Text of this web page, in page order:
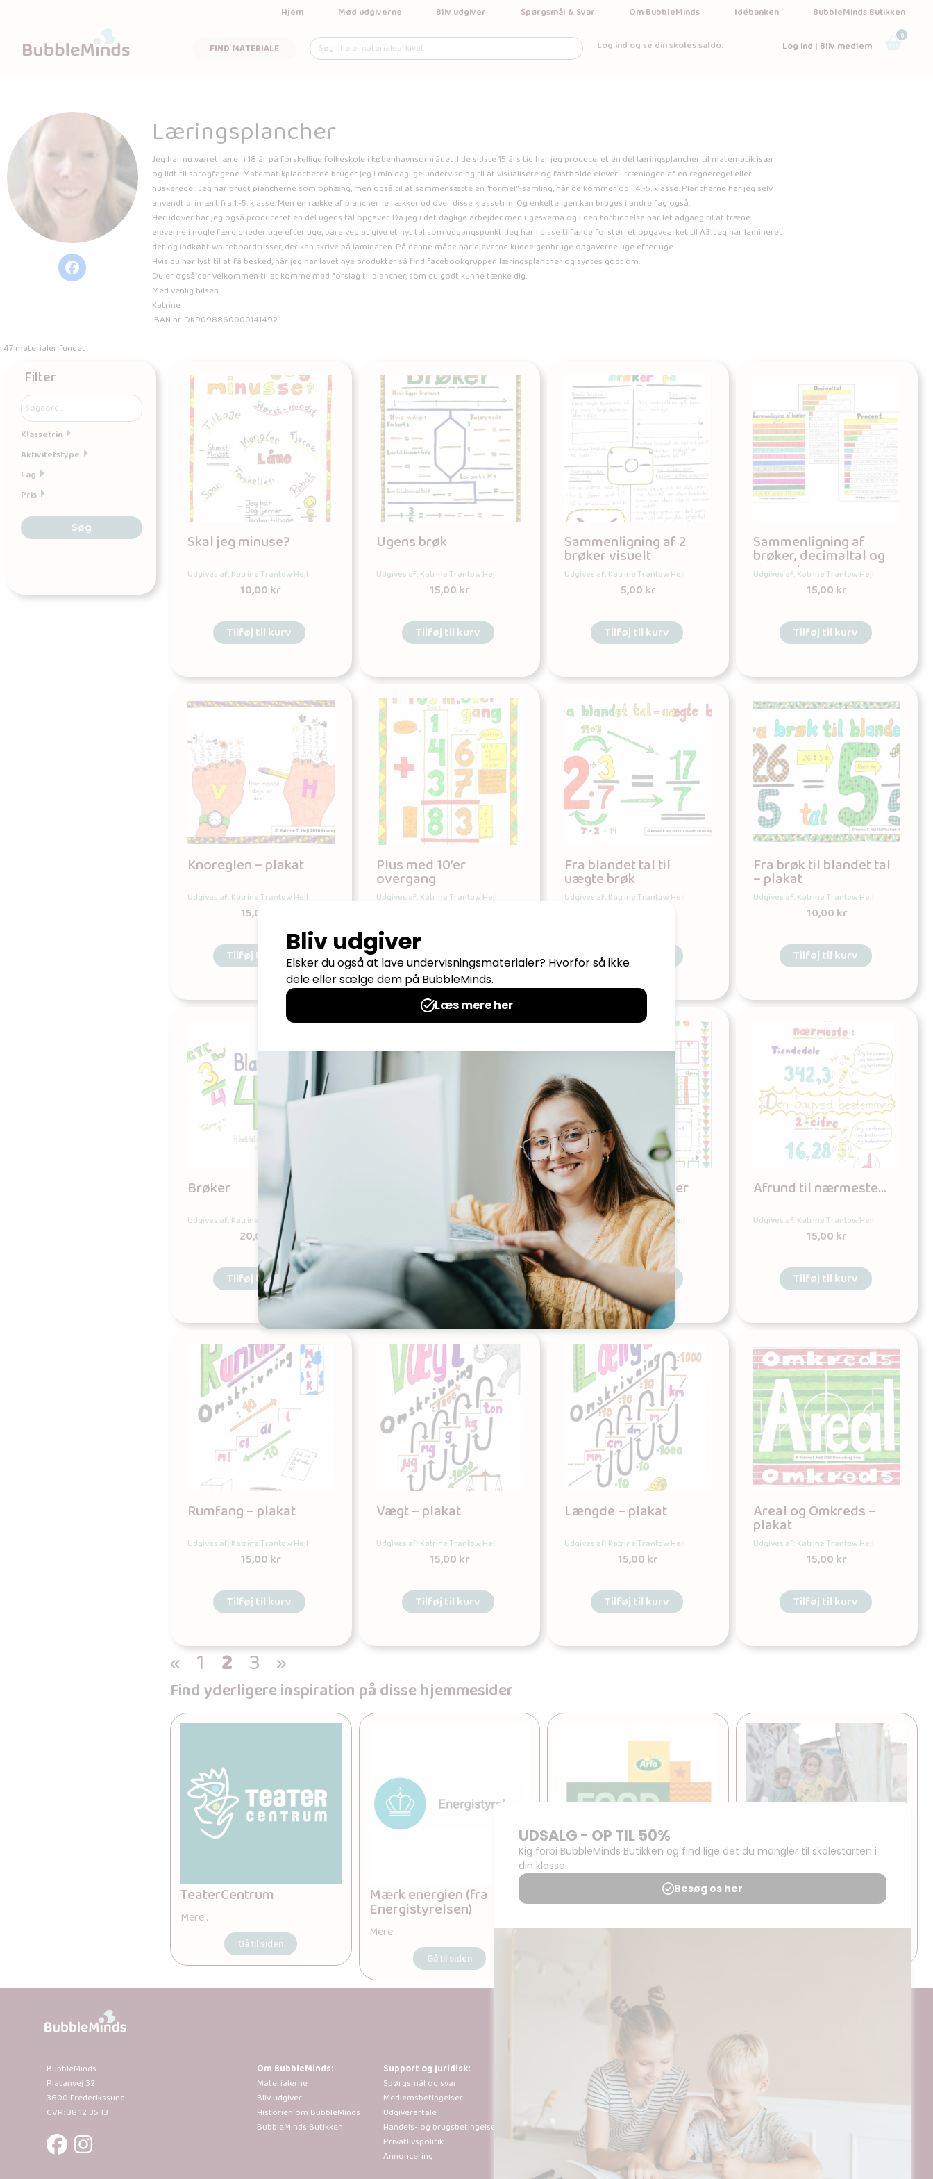
Hjem Mød udgiverne Bliv udgiver Spørgsmål & Svar Om BubbleMinds Idébanken BubbleMinds Butikken
FIND MATERIALE Log ind og se din skoles saldo. Log ind | Bliv medlem
0
Læringsplancher
Jeg har nu været lærer i 18 år på forskellige folkeskole i københavnsområdet. I de sidste 15 års tid har jeg produceret en del læringsplancher til matematik især
og lidt til sprogfagene. Matematikplancherne bruger jeg i min daglige undervisning til at visualisere og fastholde elever i træningen af en regneregel eller
huskeregel. Jeg har brugt plancherne som ophæng, men også til at sammensætte en "formel"-samling, når de kommer op i 4.-5. klasse. Plancherne har jeg selv
anvendt primært fra 1.-5. klasse. Men en række af plancherne rækker ud over disse klassetrin. Og enkelte igen kan bruges i andre fag også.
Herudover har jeg også produceret en del ugens tal opgaver. Da jeg i det daglige arbejder med ugeskema og i den forbindelse har let adgang til at træne
eleverne i nogle færdigheder uge efter uge, bare ved at give et nyt tal som udgangspunkt. Jeg har i disse tilfælde forstørret opgavearket til A3. Jeg har lamineret
det og indkøbt whiteboardtusser, der kan skrive på laminaten. På denne måde har eleverne kunne genbruge opgaverne uge efter uge.
Hvis du har lyst til at få besked, når jeg har lavet nye produkter så find facebookgruppen læringsplancher og syntes godt om.
Du er også der velkommen til at komme med forslag til plancher, som du godt kunne tænke dig.
Med venlig hilsen
Katrine
IBAN nr. DK9098860000141492
47 materialer fundet
Filter
Klassetrin
Aktivitetstype
Fag
Pris
Søg
Skal jeg minuse?
Udgives af: Katrine Trantow Hejl
10,00kr
Tilføj til kurv
Ugens brøk
Udgives af: Katrine Trantow Hejl
15,00kr
Tilføj til kurv
Sammenligning af 2
brøker visuelt
Udgives af: Katrine Trantow Hejl
5,00kr
Tilføj til kurv
Sammenligning af
brøker, decimaltal og
procent
Udgives af: Katrine Trantow Hejl
15,00kr
Tilføj til kurv
Knoreglen – plakat
Udgives af: Katrine Trantow Hejl
15,00
Tilføj til kurv
Plus med 10’er
overgang
Udgives af: Katrine Trantow Hejl
Tilføj til kurv
Fra blandet tal til
uægte brøk
Udgives af: Katrine Trantow Hejl
Tilføj til kurv
Fra brøk til blandet tal
– plakat
Udgives af: Katrine Trantow Hejl
10,00kr
Tilføj til kurv
Brøker
Udgives af: Katrine Trantow Hejl
20,00 kr
Tilføj til kurv
Udgives af: Katrine Trantow Hejl
15,00kr
Tilføj til kurv
Ugens tal – opgaver
Udgives af: Katrine Trantow Hejl
25,00kr
Tilføj til kurv
Afrund til nærmeste…
Udgives af: Katrine Trantow Hejl
15,00kr
Tilføj til kurv
Rumfang – plakat
Udgives af: Katrine Trantow Hejl
15,00kr
Tilføj til kurv
Vægt – plakat
Udgives af: Katrine Trantow Hejl
15,00kr
Tilføj til kurv
Længde – plakat
Udgives af: Katrine Trantow Hejl
15,00kr
Tilføj til kurv
Areal og Omkreds –
plakat
Udgives af: Katrine Trantow Hejl
15,00kr
Tilføj til kurv
« 1 2 3 »
Find yderligere inspiration på disse hjemmesider
TeaterCentrum
Mere..
Gå til siden
Mærk energien (fra
Energistyrelsen)
Mere..
Gå til siden
Arla Food Movers –
Vaner, vås & venner
Mere..
BubbleMinds
Platanvej 32
3600 Frederikssund
CVR: 38 12 35 13
Om BubbleMinds:
Materialerne
Bliv udgiver
Historien om BubbleMinds
BubbleMinds Butikken
Support og juridisk:
Spørgsmål og svar
Medlemsbetingelser
Udgiveraftale
Handels- og brugsbetingelser
Privatlivspolitik
Annoncering
Al kopiering, analogt og digitalt, af materialer på BubbleMinds eller dele deraf er
tilladt i henhold til undervisningsinstitutionens aftale med Tekst & Node. Kopiering,
der går ud over begrænsningsreglerne i aftalen med Tekst & Node, kan alene finde
sted efter forudgående aftale med licensgiver.